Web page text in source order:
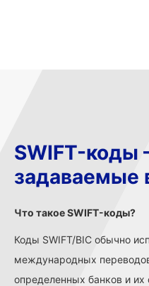
SWIFT-коды
задаваемые
Что такое SWIFT-коды?
Коды SWIFT/BIC обычно
международных
определенных банков и их